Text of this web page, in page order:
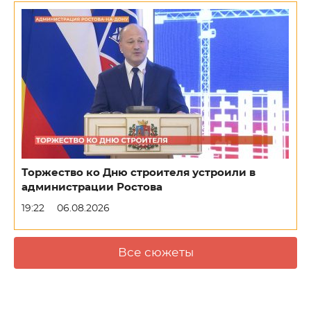
Торжество ко Дню строителя устроили в
администрации Ростова
19:22 06.08.2026
Все сюжеты